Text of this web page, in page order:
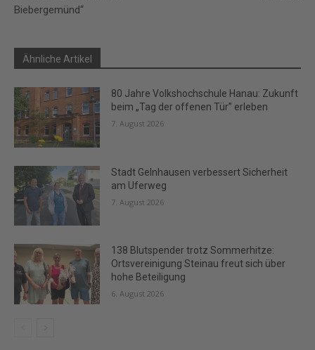
Biebergemünd“
Ähnliche Artikel
80 Jahre Volkshochschule Hanau: Zukunft
beim „Tag der offenen Tür” erleben
7. August 2026
Stadt Gelnhausen verbessert Sicherheit
am Uferweg
7. August 2026
138 Blutspender trotz Sommerhitze:
Ortsvereinigung Steinau freut sich über
hohe Beteiligung
6. August 2026